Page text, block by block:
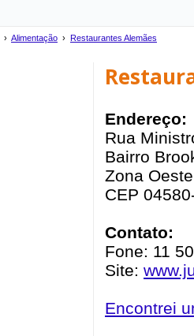
› Alimentação › Restaurantes Alemães
Endereço:
Rua
Bairro
Zona
CEP
Contato:
Fone: 11
Site:
Encontrei